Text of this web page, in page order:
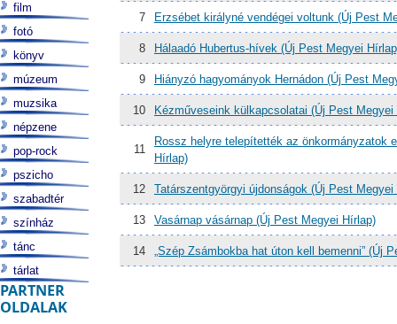
7 Erzsébet királyné vendégei voltunk (Új Pest
8 Hálaadó Hubertus-hívek (Új Pest Megyei
9 Hiányzó hagyományok Hernádon (Új Pest
10 Kézműveseink külkapcsolatai (Új Pest Megyei
11
Rossz helyre telepítették az önkormányzatok
Hírlap)
12 Tatárszentgyörgyi újdonságok (Új Pest Megyei
13 Vasárnap vásárnap (Új Pest Megyei Hírlap)
14 „Szép Zsámbokba hat úton kell bemenni” (Új
film
fotó
könyv
múzeum
muzsika
népzene
pop-rock
pszicho
szabadtér
színház
tánc
tárlat
PARTNER
OLDALAK